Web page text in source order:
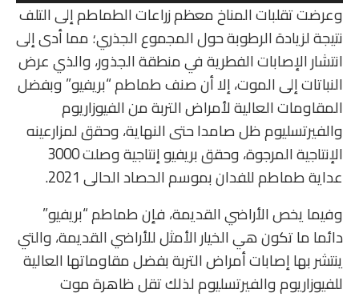
وعرضت تقلبات المناخ معظم زراعات الطماطم إلى التلف
نتيجة لزيادة الرطوبة حول المجموع الجذري؛ مما أدى إلى
انتشار الإصابات الفطرية في منطقة الجذور، والذي عرض
النباتات إلى الموت، إلا أن صنف طماطم “بريفيو” وبفضل
المقاومات العالية لأمراض التربة من الفيوزاريوم
والفيرتسليوم ظل صامدا حتى النهاية، وحقق لمزارعينه
الإنتاجية المرجوة، وحقق بريفيو إنتاجية وصلت 3000
عداية طماطم للفدان بموسم الحصاد الحالى 2021.
وفيما يخص الأراضي القديمة، فإن طماطم “بريفيو”
دائما ما تكون هي الخيار الأمثل للأراضي القديمة، والتي
ينتشر بها إصابات أمراض التربة بفضل مقاوماتها العالية
للفيوزاريوم والفيرتسليوم لذلك تقل ظاهرة موت